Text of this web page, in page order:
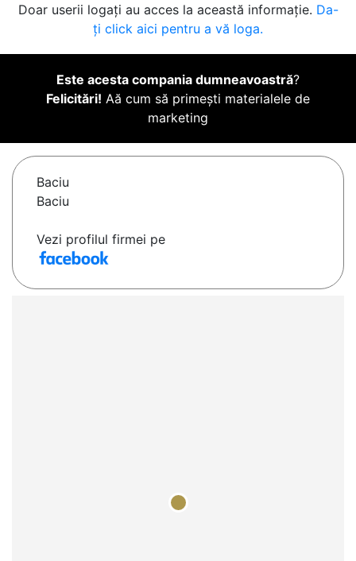
Doar userii logați au acces la această informație. Da-
ți click aici pentru a vă loga.
Este acesta compania dumneavoastră?
Felicitări! Aă cum să primești materialele de
marketing
Baciu
Baciu
Vezi profilul firmei pe